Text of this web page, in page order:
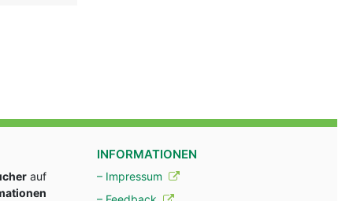
auf
INFORMATIONEN
– Impressum